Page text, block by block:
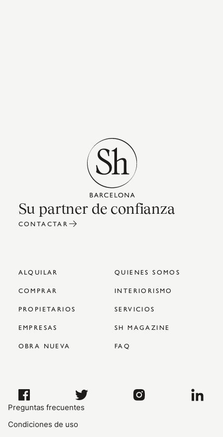
Su partner de confianza
CONTACTAR
ALQUILAR
QUIENES SOMOS
COMPRAR
INTERIORISMO
PROPIETARIOS
SERVICIOS
EMPRESAS
SH MAGAZINE
OBRA NUEVA
FAQ
Preguntas frecuentes
Condiciones de uso